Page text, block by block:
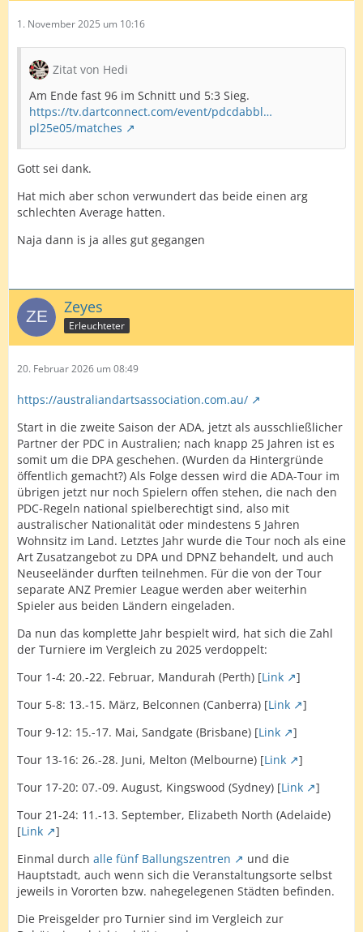
1. November 2025 um 10:16
Zitat von Hedi
Am Ende fast 96 im Schnitt und 5:3 Sieg.
https://tv.dartconnect.com/event/pdcdabbl…
pl25e05/matches
Gott sei dank.
Hat mich aber schon verwundert das beide einen arg
schlechten Average hatten.
Naja dann is ja alles gut gegangen
Zeyes
Erleuchteter
20. Februar 2026 um 08:49
https://australiandartsassociation.com.au/
Start in die zweite Saison der ADA, jetzt als ausschließlicher
Partner der PDC in Australien; nach knapp 25 Jahren ist es
somit um die DPA geschehen. (Wurden da Hintergründe
öffentlich gemacht?) Als Folge dessen wird die ADA-Tour im
übrigen jetzt nur noch Spielern offen stehen, die nach den
PDC-Regeln national spielberechtigt sind, also mit
australischer Nationalität oder mindestens 5 Jahren
Wohnsitz im Land. Letztes Jahr wurde die Tour noch als eine
Art Zusatzangebot zu DPA und DPNZ behandelt, und auch
Neuseeländer durften teilnehmen. Für die von der Tour
separate ANZ Premier League werden aber weiterhin
Spieler aus beiden Ländern eingeladen.
Da nun das komplette Jahr bespielt wird, hat sich die Zahl
der Turniere im Vergleich zu 2025 verdoppelt:
Tour 1-4: 20.-22. Februar, Mandurah (Perth) [Link
]
Tour 5-8: 13.-15. März, Belconnen (Canberra) [Link
]
Tour 9-12: 15.-17. Mai, Sandgate (Brisbane) [Link
]
Tour 13-16: 26.-28. Juni, Melton (Melbourne) [Link
]
Tour 17-20: 07.-09. August, Kingswood (Sydney) [Link
]
Tour 21-24: 11.-13. September, Elizabeth North (Adelaide)
[Link
]
Einmal durch alle fünf Ballungszentren
und die
Hauptstadt, auch wenn sich die Veranstaltungsorte selbst
jeweils in Vororten bzw. nahegelegenen Städten befinden.
Die Preisgelder pro Turnier sind im Vergleich zur